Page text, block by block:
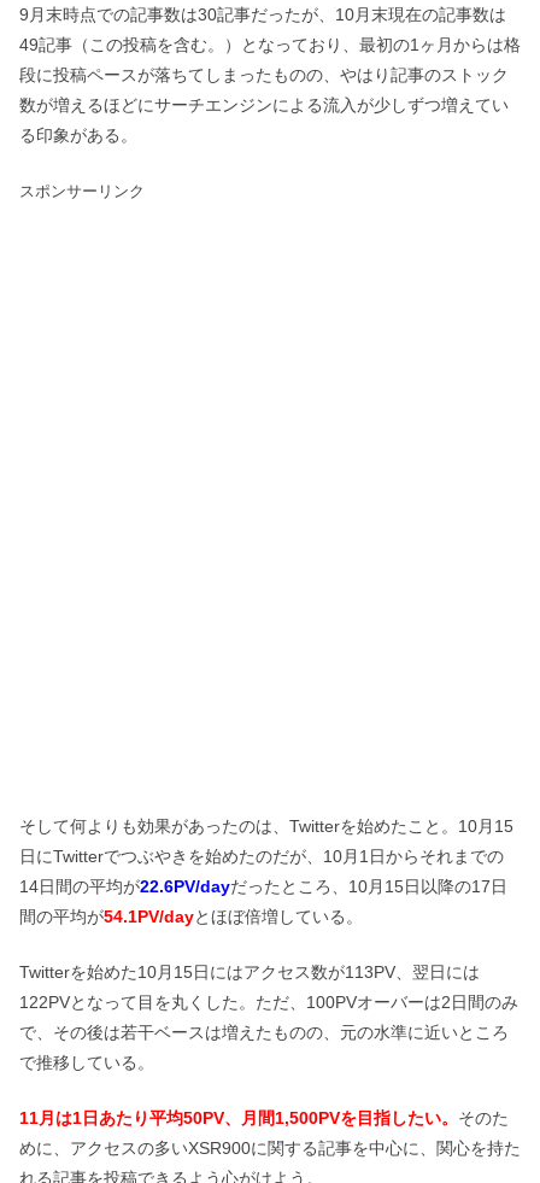
9月末時点での記事数は30記事だったが、10月末現在の記事数は
49記事（この投稿を含む。）となっており、最初の1ヶ月からは格
段に投稿ペースが落ちてしまったものの、やはり記事のストック
数が増えるほどにサーチエンジンによる流入が少しずつ増えてい
る印象がある。
スポンサーリンク
そして何よりも効果があったのは、Twitterを始めたこと。10月15
日にTwitterでつぶやきを始めたのだが、10月1日からそれまでの
14日間の平均が22.6PV/dayだったところ、10月15日以降の17日
間の平均が54.1PV/dayとほぼ倍増している。
Twitterを始めた10月15日にはアクセス数が113PV、翌日には
122PVとなって目を丸くした。ただ、100PVオーバーは2日間のみ
で、その後は若干ベースは増えたものの、元の水準に近いところ
で推移している。
11月は1日あたり平均50PV、月間1,500PVを目指したい。 そのた
めに、アクセスの多いXSR900に関する記事を中心に、関心を持た
れる記事を投稿できるよう心がけよう。